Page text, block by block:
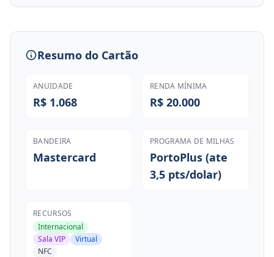
Resumo do Cartão
ANUIDADE
R$ 1.068
RENDA MÍNIMA
R$ 20.000
BANDEIRA
Mastercard
PROGRAMA DE MILHAS
PortoPlus (ate
3,5 pts/dolar)
RECURSOS
Internacional
Sala VIP
Virtual
NFC